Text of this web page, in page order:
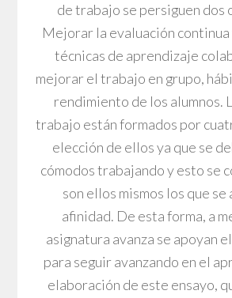
de trabajo se persiguen dos
Mejorar la evaluación continua
técnicas de aprendizaje
mejorar el trabajo en grupo,
rendimiento de los alumnos.
trabajo están formados por
elección de ellos ya que se
cómodos trabajando y esto se
son ellos mismos los que se
afinidad. De esta forma, a
asignatura avanza se apoyan
para seguir avanzando en el
elaboración de este ensayo,